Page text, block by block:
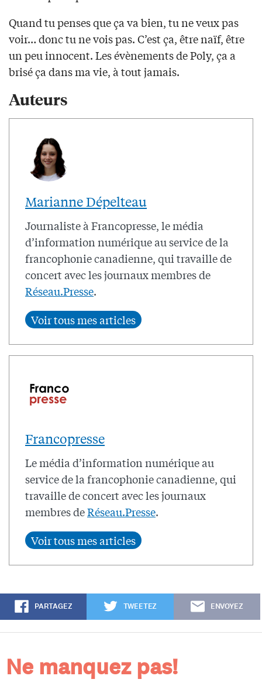
Quand tu penses que ça va bien, tu ne veux pas
voir… donc tu ne vois pas. C’est ça, être naïf, être
un peu innocent. Les évènements de Poly, ça a
brisé ça dans ma vie, à tout jamais.
Auteurs
Marianne Dépelteau
Journaliste à Francopresse, le média
d’information numérique au service de la
francophonie canadienne, qui travaille de
concert avec les journaux membres de
Réseau.Presse.
Francopresse
Le média d’information numérique au
service de la francophonie canadienne, qui
travaille de concert avec les journaux
membres deRéseau.Presse.
PARTAGEZ TWEETEZ ENVOYEZ
Ne manquez pas!